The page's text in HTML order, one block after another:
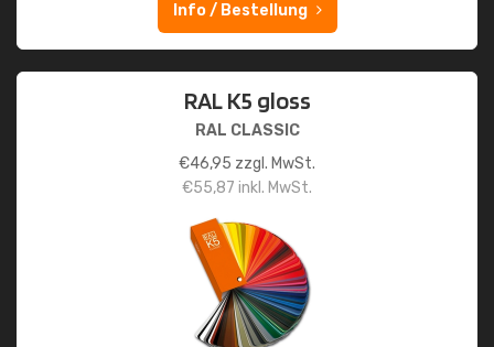
Info / Bestellung
RAL K5 gloss
RAL CLASSIC
€46,95 zzgl. MwSt.
€55,87 inkl. MwSt.